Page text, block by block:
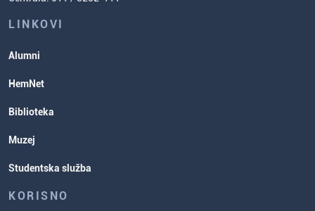
Studentske organizacije
LINKOVI
Alumni
HemNet
Biblioteka
Muzej
Studentska služba
KORISNO